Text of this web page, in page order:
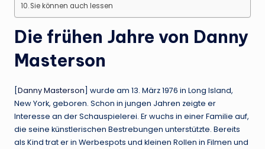
Sie können auch lessen
Die frühen Jahre von Danny
Masterson
Danny Masterson ] wurde am 13. März 1976 in Long Island,
New York, geboren. Schon in jungen Jahren zeigte er
Interesse an der Schauspielerei. Er wuchs in einer Familie auf,
die seine künstlerischen Bestrebungen unterstützte. Bereits
als Kind trat er in Werbespots und kleinen Rollen in Filmen und